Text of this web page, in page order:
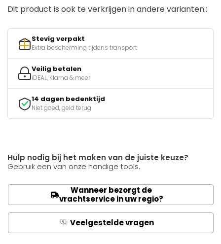
Dit product is ook te verkrijgen in andere varianten.:
Stevig verpakt
Extra bescherming tijdens transport
Veilig betalen
iDEAL, Klarna & meer
14 dagen bedenktijd
Niet goed, geld terug
Hulp nodig bij het maken van de juiste keuze?
Gebruik een van onze handige tools.
Wanneer bezorgt de
vrachtservice in uw regio?
Q Veelgestelde vragen